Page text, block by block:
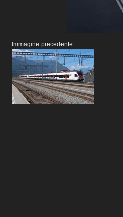
Immagine precedente: